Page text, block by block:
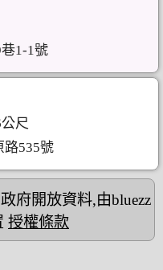
1-1號
尺
路535號
府開放資料,由bluezz
授權條款